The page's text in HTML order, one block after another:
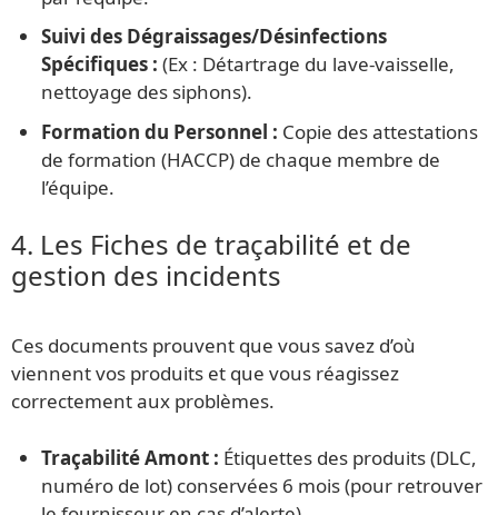
Suivi des Dégraissages/Désinfections
Spécifiques : (Ex : Détartrage du lave-vaisselle,
nettoyage des siphons).
Formation du Personnel : Copie des attestations
de formation (HACCP) de chaque membre de
l’équipe.
4. Les Fiches de traçabilité et de
gestion des incidents
Ces documents prouvent que vous savez d’où
viennent vos produits et que vous réagissez
correctement aux problèmes.
Traçabilité Amont : Étiquettes des produits (DLC,
numéro de lot) conservées 6 mois (pour retrouver